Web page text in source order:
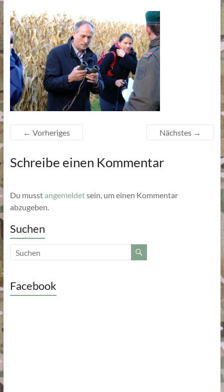
← Vorheriges Nächstes →
Schreibe einen Kommentar
Du musstangemeldetsein, um einen Kommentar
abzugeben.
Suchen
Facebook